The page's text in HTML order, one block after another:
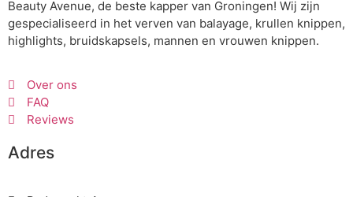
Beauty Avenue, de beste kapper van Groningen! Wij zijn
gespecialiseerd in het verven van balayage, krullen knippen,
highlights, bruidskapsels, mannen en vrouwen knippen.
Over ons
FAQ
Reviews
Adres